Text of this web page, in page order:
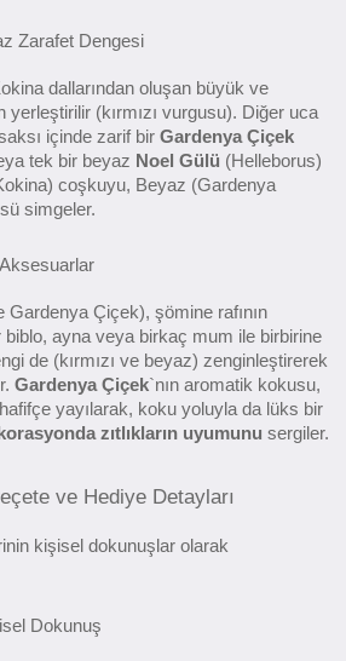
Zarafet Dengesi
dallarından oluşan büyük ve
(kırmızı vurgusu). Diğer uca
içinde zarif bir Gardenya Çiçek
tek bir beyaz Noel Gülü (Helleborus)
coşkuyu, Beyaz (Gardenya
simgeler.
Gardenya Çiçek), şömine rafının
biblo, ayna veya birkaç mum ile birbirine
de (kırmızı ve beyaz) zenginleştirerek
Gardenya Çiçek`nın aromatik kokusu,
yayılarak, koku yoluyla da lüks bir
zıtlıkların uyumunu sergiler.
ve Hediye Detayları
kişisel dokunuşlar olarak
Dokunuş